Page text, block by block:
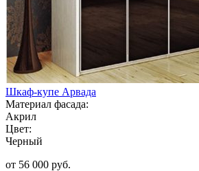
Шкаф-купе Арвада
Материал фасада:
Акрил
Цвет:
Черный
от 56 000 руб.